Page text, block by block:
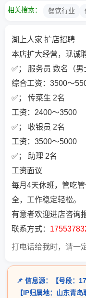
相关搜索： 餐饮行业
湖上人家 扩店招聘
本店扩大经营，现诚
✅； 服务员 数名（男
综合工资：3500～
✅； 传菜生 2名
工资：2400～3500
✅； 收银员 2名
工资：3500～5000
✅； 助理 2名
工资面议
每月4天休班，管吃
全，工作稳定轻松。
有意者欢迎进店咨询
联系方式：
打电话给我时，请一
📌 信息源：【号段：
【IP归属地：山东青